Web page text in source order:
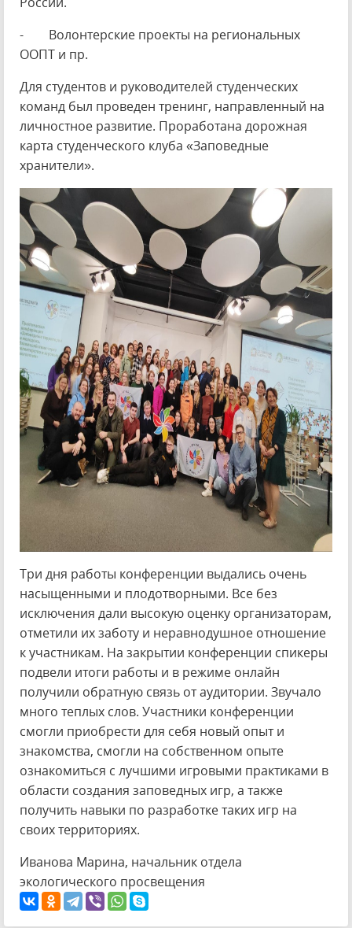
- Волонтерские проекты на региональных
ООПТ и пр.
Для студентов и руководителей студенческих
команд был проведен тренинг, направленный на
личностное развитие. Проработана дорожная
карта студенческого клуба «Заповедные
хранители».
Три дня работы конференции выдались очень
насыщенными и плодотворными. Все без
исключения дали высокую оценку организаторам,
отметили их заботу и неравнодушное отношение
к участникам. На закрытии конференции спикеры
подвели итоги работы и в режиме онлайн
получили обратную связь от аудитории. Звучало
много теплых слов. Участники конференции
смогли приобрести для себя новый опыт и
знакомства, смогли на собственном опыте
ознакомиться с лучшими игровыми практиками в
области создания заповедных игр, а также
получить навыки по разработке таких игр на
своих территориях.
Иванова Марина, начальник отдела
экологического просвещения